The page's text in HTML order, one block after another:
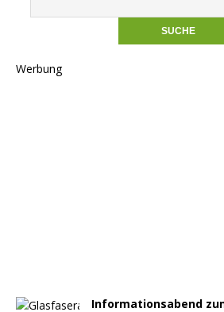
Werbung
Informationsabend